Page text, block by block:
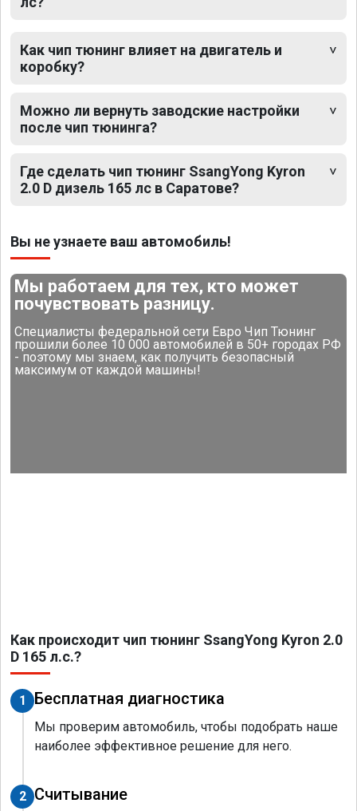
Как чип тюнинг влияет на двигатель и
коробку?
Можно ли вернуть заводские настройки
после чип тюнинга?
Где сделать чип тюнинг SsangYong Kyron
2.0 D дизель 165 лс в Саратове?
Вы не узнаете ваш автомобиль!
Мы работаем для тех, кто может
почувствовать разницу.
Специалисты федеральной сети Евро Чип Тюнинг
прошили более 10 000 автомобилей в 50+ городах РФ
- поэтому мы знаем, как получить безопасный
максимум от каждой машины!
Как происходит чип тюнинг SsangYong Kyron 2.0
D 165 л.с.?
1 Бесплатная диагностика
Мы проверим автомобиль, чтобы подобрать наше
наиболее эффективное решение для него.
2 Считывание